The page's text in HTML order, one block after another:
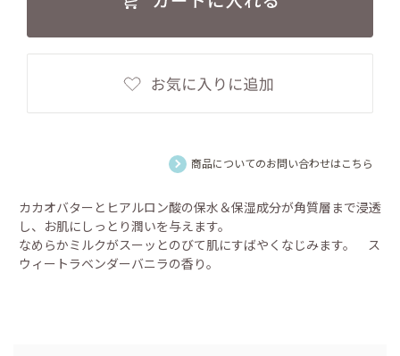
商品についてのお問い合わせはこちら
カカオバターとヒアルロン酸の保水＆保湿成分が角質層まで浸透
し、お肌にしっとり潤いを与えます。
なめらかミルクがスーッとのびて肌にすばやくなじみます。 ス
ウィートラベンダーバニラの香り。